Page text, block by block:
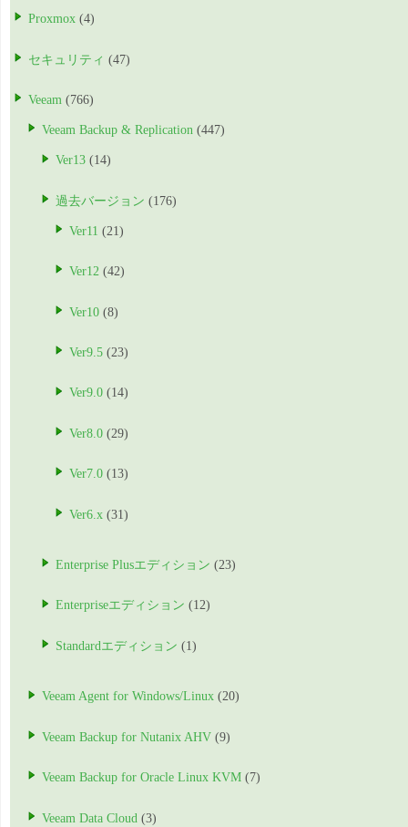
Proxmox (4)
セキュリティ (47)
Veeam (766)
Veeam Backup & Replication (447)
Ver13 (14)
過去バージョン (176)
Ver11 (21)
Ver12 (42)
Ver10 (8)
Ver9.5 (23)
Ver9.0 (14)
Ver8.0 (29)
Ver7.0 (13)
Ver6.x (31)
Enterprise Plusエディション (23)
Enterpriseエディション (12)
Standardエディション (1)
Veeam Agent for Windows/Linux (20)
Veeam Backup for Nutanix AHV (9)
Veeam Backup for Oracle Linux KVM (7)
Veeam Data Cloud (3)